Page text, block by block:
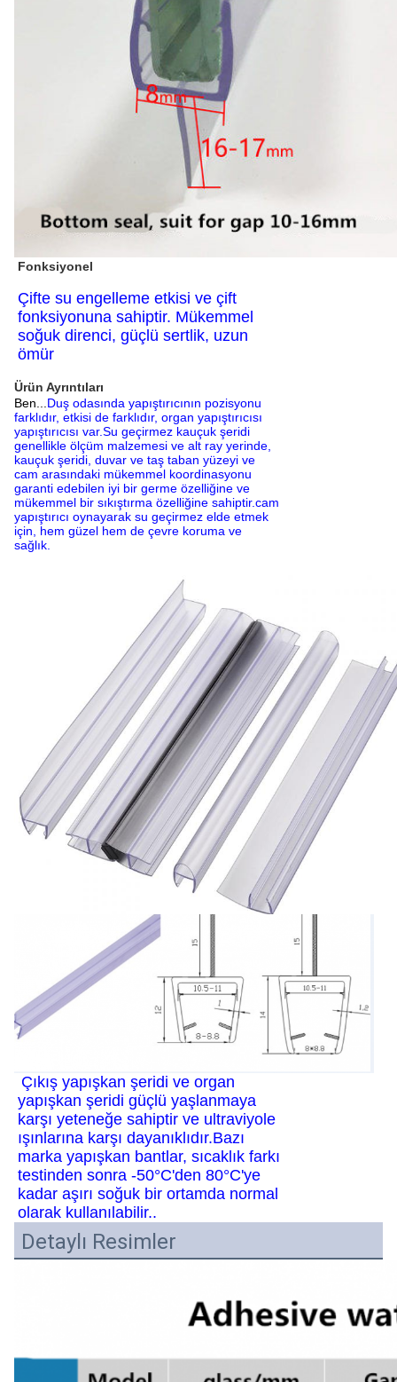
Fonksiyonel
Çifte su engelleme etkisi ve çift
fonksiyonuna sahiptir. Mükemmel
soğuk direnci, güçlü sertlik, uzun
ömür
Ürün Ayrıntıları
Ben... Duş odasında yapıştırıcının pozisyonu
farklıdır, etkisi de farklıdır, organ yapıştırıcısı
yapıştırıcısı var.Su geçirmez kauçuk şeridi
genellikle ölçüm malzemesi ve alt ray yerinde,
kauçuk şeridi, duvar ve taş taban yüzeyi ve
cam arasındaki mükemmel koordinasyonu
garanti edebilen iyi bir germe özelliğine ve
mükemmel bir sıkıştırma özelliğine sahiptir.cam
yapıştırıcı oynayarak su geçirmez elde etmek
için, hem güzel hem de çevre koruma ve
sağlık.
Çıkış yapışkan şeridi ve organ
yapışkan şeridi güçlü yaşlanmaya
karşı yeteneğe sahiptir ve ultraviyole
ışınlarına karşı dayanıklıdır.Bazı
marka yapışkan bantlar, sıcaklık farkı
testinden sonra -50°C'den 80°C'ye
kadar aşırı soğuk bir ortamda normal
olarak kullanılabilir..
Detaylı Resimler